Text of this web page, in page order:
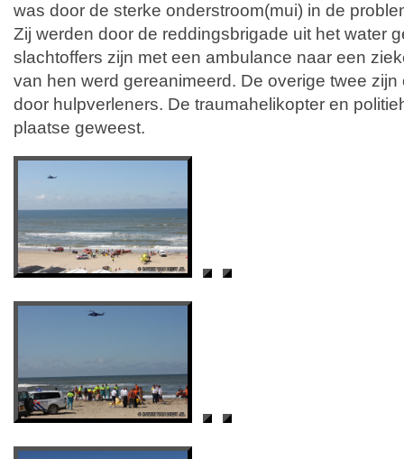
was door de sterke onderstroom(mui) in de
Zij werden door de reddingsbrigade uit het water
slachtoffers zijn met een ambulance naar een
van hen werd gereanimeerd. De overige twee
door hulpverleners. De traumahelikopter en
plaatse geweest.